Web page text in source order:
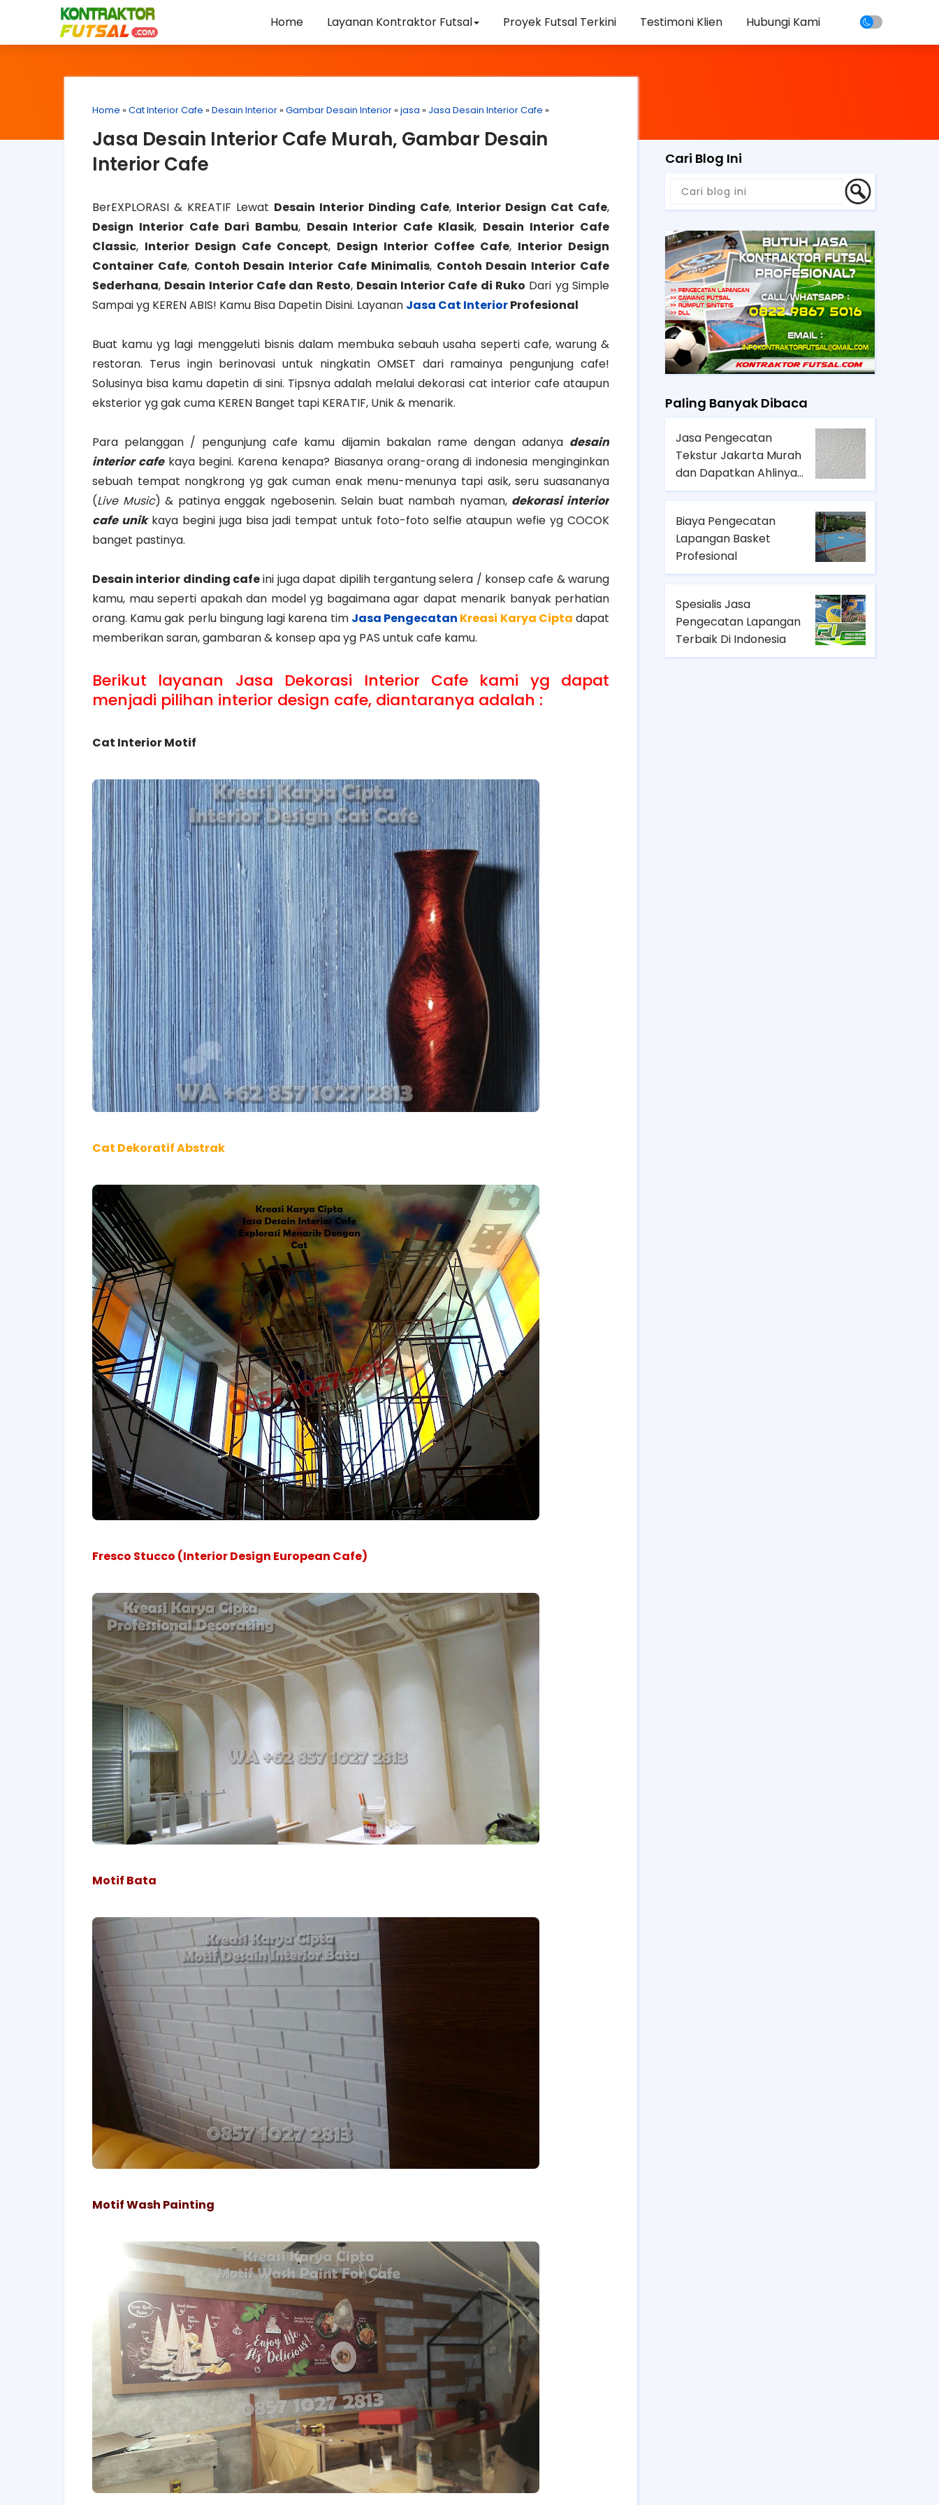
Home Layanan Kontraktor Futsal Proyek Futsal Terkini Testimoni Klien Hubungi Kami
Home »Cat Interior Cafe »Desain Interior »Gambar Desain Interior »jasa » Jasa Desain Interior Cafe »
Jasa Desain Interior Cafe Murah, Gambar Desain
Interior Cafe
BerEXPLORASI & KREATIF Lewat Desain Interior Dinding Cafe, Interior Design Cat Cafe,
Design Interior Cafe Dari Bambu, Desain Interior Cafe Klasik, Desain Interior Cafe
Classic, Interior Design Cafe Concept, Design Interior Coffee Cafe, Interior Design
Container Cafe, Contoh Desain Interior Cafe Minimalis, Contoh Desain Interior Cafe
Sederhana, Desain Interior Cafe dan Resto, Desain Interior Cafe di Ruko Dari yg Simple
Sampai yg KEREN ABIS! Kamu Bisa Dapetin Disini. Layanan Jasa Cat InteriorProfesional
Buat kamu yg lagi menggeluti bisnis dalam membuka sebauh usaha seperti cafe, warung &
restoran. Terus ingin berinovasi untuk ningkatin OMSET dari ramainya pengunjung cafe!
Solusinya bisa kamu dapetin di sini. Tipsnya adalah melalui dekorasi cat interior cafe ataupun
eksterior yg gak cuma KEREN Banget tapi KERATIF, Unik & menarik.
Para pelanggan / pengunjung cafe kamu dijamin bakalan rame dengan adanya desain
interior cafekaya begini. Karena kenapa? Biasanya orang-orang di indonesia menginginkan
sebuah tempat nongkrong yg gak cuman enak menu-menunya tapi asik, seru suasananya
(Live Music) & patinya enggak ngebosenin. Selain buat nambah nyaman, dekorasi interior
cafe unikkaya begini juga bisa jadi tempat untuk foto-foto selfie ataupun wefie yg COCOK
banget pastinya.
Desain interior dinding cafeini juga dapat dipilih tergantung selera / konsep cafe & warung
kamu, mau seperti apakah dan model yg bagaimana agar dapat menarik banyak perhatian
orang. Kamu gak perlu bingung lagi karena tim Jasa Pengecatan Kreasi Karya Cipta dapat
memberikan saran, gambaran & konsep apa yg PAS untuk cafe kamu.
Berikut layanan Jasa Dekorasi Interior Cafe kami yg dapat
menjadi pilihan interior design cafe, diantaranya adalah :
Cat Interior Motif
Cat Dekoratif Abstrak
Fresco Stucco (Interior Design European Cafe)
Motif Bata
Motif Wash Painting
Cari Blog Ini
Paling Banyak Dibaca
Jasa Pengecatan
Tekstur Jakarta Murah
dan Dapatkan Ahlinya
Hanya Disini
Biaya Pengecatan
Lapangan Basket
Profesional
Spesialis Jasa
Pengecatan Lapangan
Terbaik Di Indonesia